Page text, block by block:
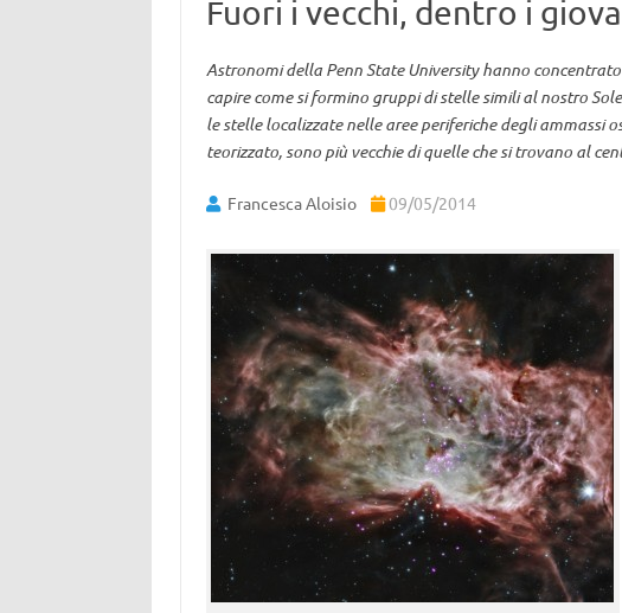
Fuori i vecchi, dentro i
Astronomi della Penn State University hanno
capire come si formino gruppi di stelle simili al nostro
le stelle localizzate nelle aree periferiche degli ammassi
teorizzato, sono più vecchie di quelle che si trovano al
Francesca Aloisio 09/05/2014